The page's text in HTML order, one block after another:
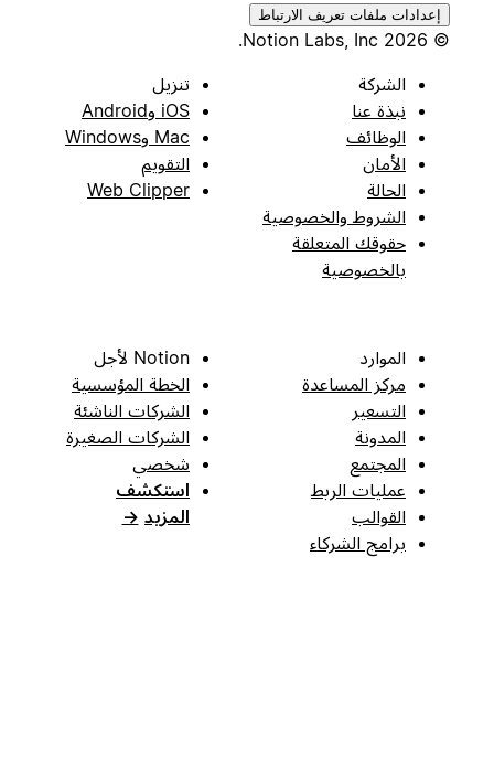
إعدادات ملفات تعريف الارتباط
الشركة
نبذة عنا
الوظائف
الأمان
الحالة
الشروط والخصوصية
حقوقك المتعلقة
بالخصوصية
تنزيل
iOS وAndroid
Mac وWindows
التقويم
Web Clipper
الموارد
مركز المساعدة
التسعير
المدونة
المجتمع
عمليات الربط
القوالب
برامج الشركاء
Notion لأجل
الخطة المؤسسية
الشركات الناشئة
الشركات الصغيرة
شخصي
استكشف
المزيد →